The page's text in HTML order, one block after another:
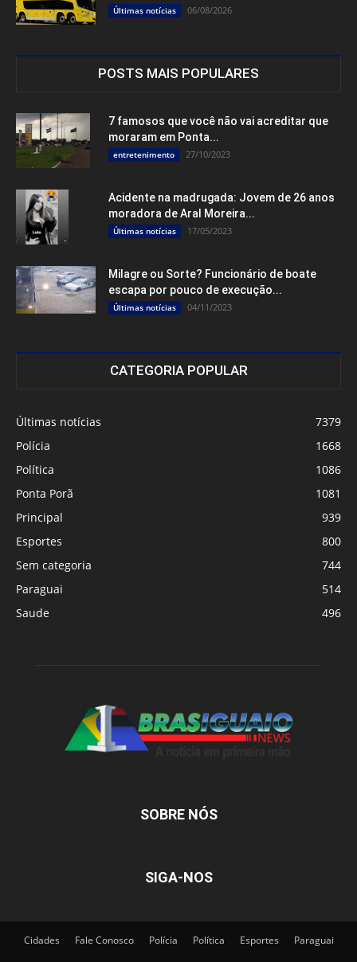
Últimas notícias 06/08/2026
POSTS MAIS POPULARES
7 famosos que você não vai acreditar que
moraram em Ponta...
entretenimento 27/10/2023
Acidente na madrugada: Jovem de 26 anos
moradora de Aral Moreira...
Últimas notícias 17/05/2023
Milagre ou Sorte? Funcionário de boate
escapa por pouco de execução...
Últimas notícias 04/11/2023
CATEGORIA POPULAR
Últimas notícias
7379
Polícia
1668
Política
1086
Ponta Porã
1081
Principal
939
Esportes
800
Sem categoria
744
Paraguai
514
Saude
496
SOBRE NÓS
SIGA-NOS
Cidades Fale Conosco Polícia Política Esportes Paraguai